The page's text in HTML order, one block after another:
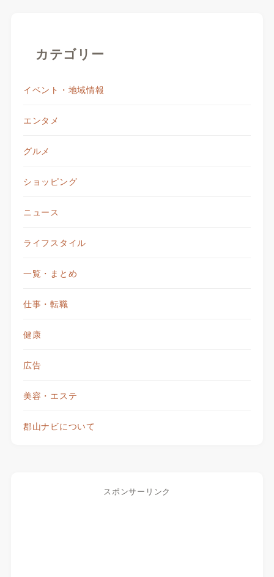
カテゴリー
イベント・地域情報
エンタメ
グルメ
ショッピング
ニュース
ライフスタイル
一覧・まとめ
仕事・転職
健康
広告
美容・エステ
郡山ナビについて
スポンサーリンク